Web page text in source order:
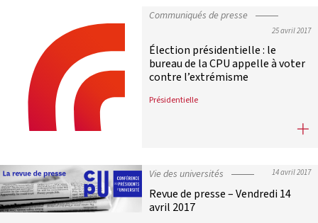
Communiqués de presse
25 avril 2017
Élection présidentielle : le
bureau de la CPU appelle à voter
contre l’extrémisme
Présidentielle
Élection présidentielle : le
Vie des universités 14 avril 2017
Revue de presse – Vendredi 14
avril 2017